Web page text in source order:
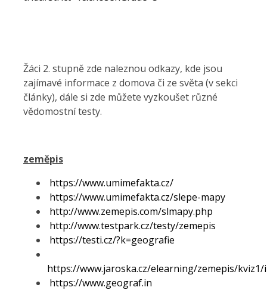
Žáci 2. stupně zde naleznou odkazy, kde jsou
zajímavé informace z domova či ze světa (v sekci
články), dále si zde můžete vyzkoušet různé
vědomostní testy.
zeměpis
https://www.umimefakta.cz/
https://www.umimefakta.cz/slepe-mapy
http://www.zemepis.com/slmapy.php
http://www.testpark.cz/testy/zemepis
https://testi.cz/?k=geografie
https://www.jaroska.cz/elearning/zemepis/
https://www.geograf.in